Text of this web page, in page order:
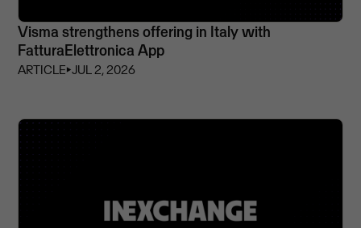
Visma strengthens offering in Italy with
FatturaElettronica App
ARTICLE⏵JUL 2, 2026